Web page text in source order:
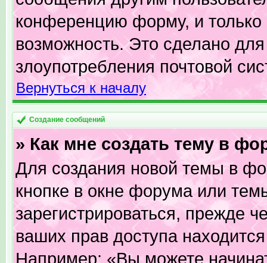
конференцию форму, и только
возможность. Это сделано
злоупотребления почтовой
Вернуться к началу
Создание сообщений
» Как мне создать тему в
Для создания новой темы в
кнопке в окне форума или
зарегистрироваться, прежде
ваших прав доступа
Например: «Вы можете